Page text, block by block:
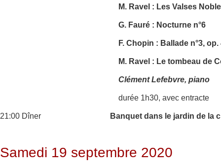
M. Ravel : Les Valses
G. Fauré : Nocturne n°6
F. Chopin : Ballade n°3, op.
M. Ravel : Le tombeau de
Clément Lefebvre, piano
durée 1h30, avec entracte
21:00 Dîner Banquet dans le jardin de la
Samedi 19 septembre 2020